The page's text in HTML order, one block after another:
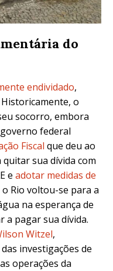
do
endividado,
o
socorro, embora
federal
Fiscal que deu ao
sua dívida com
e adotar medidas de
Rio voltou-se para a
na esperança de
pagar sua dívida.
Witzel,
investigações de
operações da